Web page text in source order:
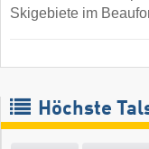
Skigebiete im
Höchste